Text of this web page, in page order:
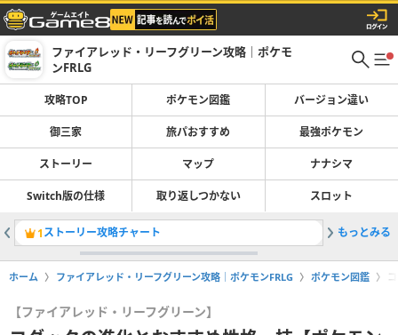
ファイアレッド・リーフグリーン攻略｜ポケモ
ンFRLG
攻略TOP ポケモン図鑑 バージョン違い
御三家 旅パおすすめ 最強ポケモン
ストーリー マップ ナナシマ
Switch版の仕様 取り返しつかない スロット
1ストーリー攻略チャート 2ポケモ
もっとみる
ホーム ファイアレッド・リーフグリーン攻略｜ポケモンFRLG ポケモン図鑑
【ファイアレッド・リーフグリーン】